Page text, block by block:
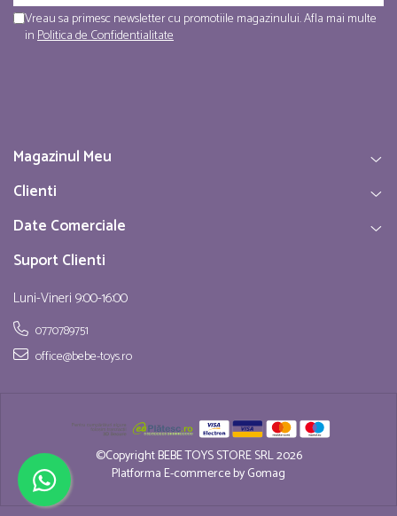
Vreau sa primesc newsletter cu promotiile magazinului. Afla mai multe
inPolitica de Confidentialitate
Magazinul Meu
Clienti
Date Comerciale
Suport Clienti
Luni-Vineri 9:00-16:00
0770789751
office@bebe-toys.ro
©Copyright BEBE TOYS STORE SRL 2026
Platforma E-commerce by Gomag